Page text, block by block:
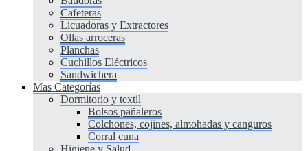
Cafeteras
Licuadoras y Extractores
Ollas arroceras
Planchas
Cuchillos Eléctricos
Sandwichera
Mas Categorías
Dormitorio y textil
Bolsos pañaleros
Colchones, cojines, almohadas y canguros
Corral cuna
Higiene y Salud